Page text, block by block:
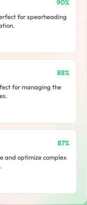
90%
for spearheading
88%
for managing the
87%
and optimize complex